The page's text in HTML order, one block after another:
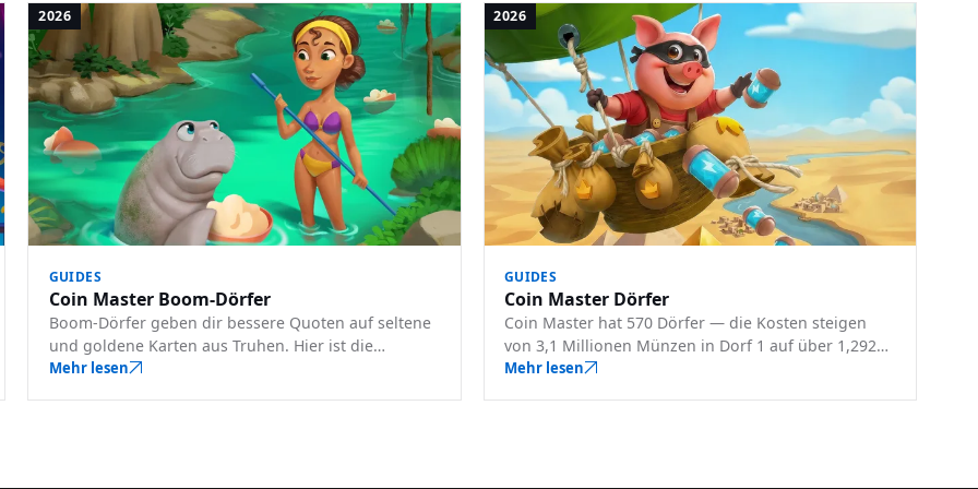
2026
GUIDES
Coin Master Boom-Dörfer
Boom-Dörfer geben dir bessere Quoten auf seltene
und goldene Karten aus Truhen. Hier ist die
vollständige community-bestätigte Boom-Dörfer-
Mehr lesen
2026
GUIDES
Coin Master Dörfer
Coin Master hat 570 Dörfer — die Kosten steigen
von 3,1 Millionen Münzen in Dorf 1 auf über 1,292
Billionen Münzen ganz oben. Jeder Dorfname, jedes
Mehr lesen